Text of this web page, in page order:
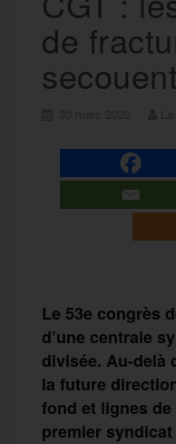
de
Le 53e congrès
d’une centrale
divisée. Au-delà
la future
fond et lignes
premier